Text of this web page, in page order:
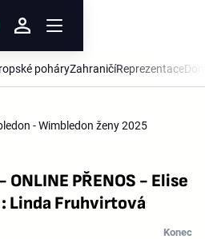
poháryZahraničíReprezentace
- Wimbledon ženy 2025
PŘENOS - Elise
Linda Fruhvirtová
Konec